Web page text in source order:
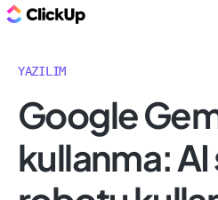
YAZILIM
Google
kullanma: